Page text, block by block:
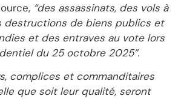
“des assassinats, des vols à
destructions de biens publics et
et des entraves au vote lors
du 25 octobre 2025”.
complices et commanditaires
que soit leur qualité, seront